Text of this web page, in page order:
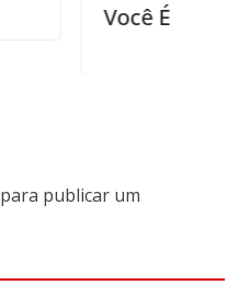
Você É
para publicar um